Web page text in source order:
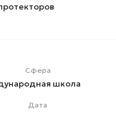
Сфера
школа
Дата